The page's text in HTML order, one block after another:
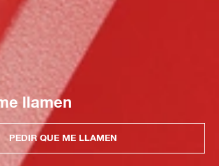
llamen
PEDIR QUE ME LLAMEN